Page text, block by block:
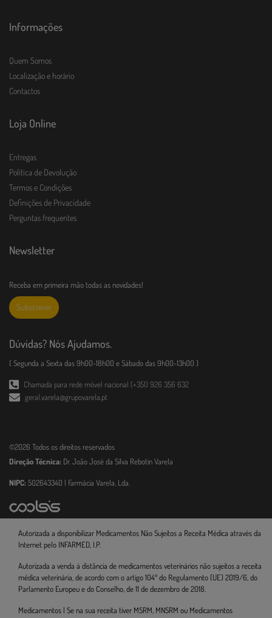
Informações
Quem Somos
Localização e horário
Contactos
Loja Online
Entregas
Política de Devolução
Termos e Condições
Definições de Privacidade
Perguntas frequentes
Newsletter
Receba em primeira mão todas as novidades!
Subscrever
Dúvidas? Nós Ajudamos.
( Segunda a Sexta das 9h00-18h00 e Sábado das 9h00-13h00 )
Chamada para rede móvel nacional (+351) 926 356 632
geral.varela@grupovarela.pt
©2026 Todos os direitos reservados
Direção Técnica: Dr. João José da Silva Rebotin Varela
NIPC: 502643340 | Farmácia Varela, Lda.
Autorizada a disponibilizar Medicamentos Não Sujeitos a Receita Médica através da
Internet pelo INFARMED, I.P.
Autorizada a venda à distância de medicamentos veterinários não sujeitos a receita
médica veterinária, de acordo com o artigo 104º do Regulamento (UE) 2019/6, do
Parlamento Europeu e do Conselho, de 11 de dezembro de 2018.
Medicamentos | Se na sua receita tiver MSRM, MNSRM ou Medicamentos